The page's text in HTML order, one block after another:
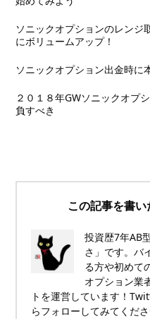
ソニックオプションのレンジ
にボリュームアップ！
ソニックオプション出金時に
２０１８年GWソニックオプ
負すべき
この記事を書い
投資歴7年AB
さ」です。バ
る方や初めて
オプション業
トを運営しています！
らフォローしてみてくださ